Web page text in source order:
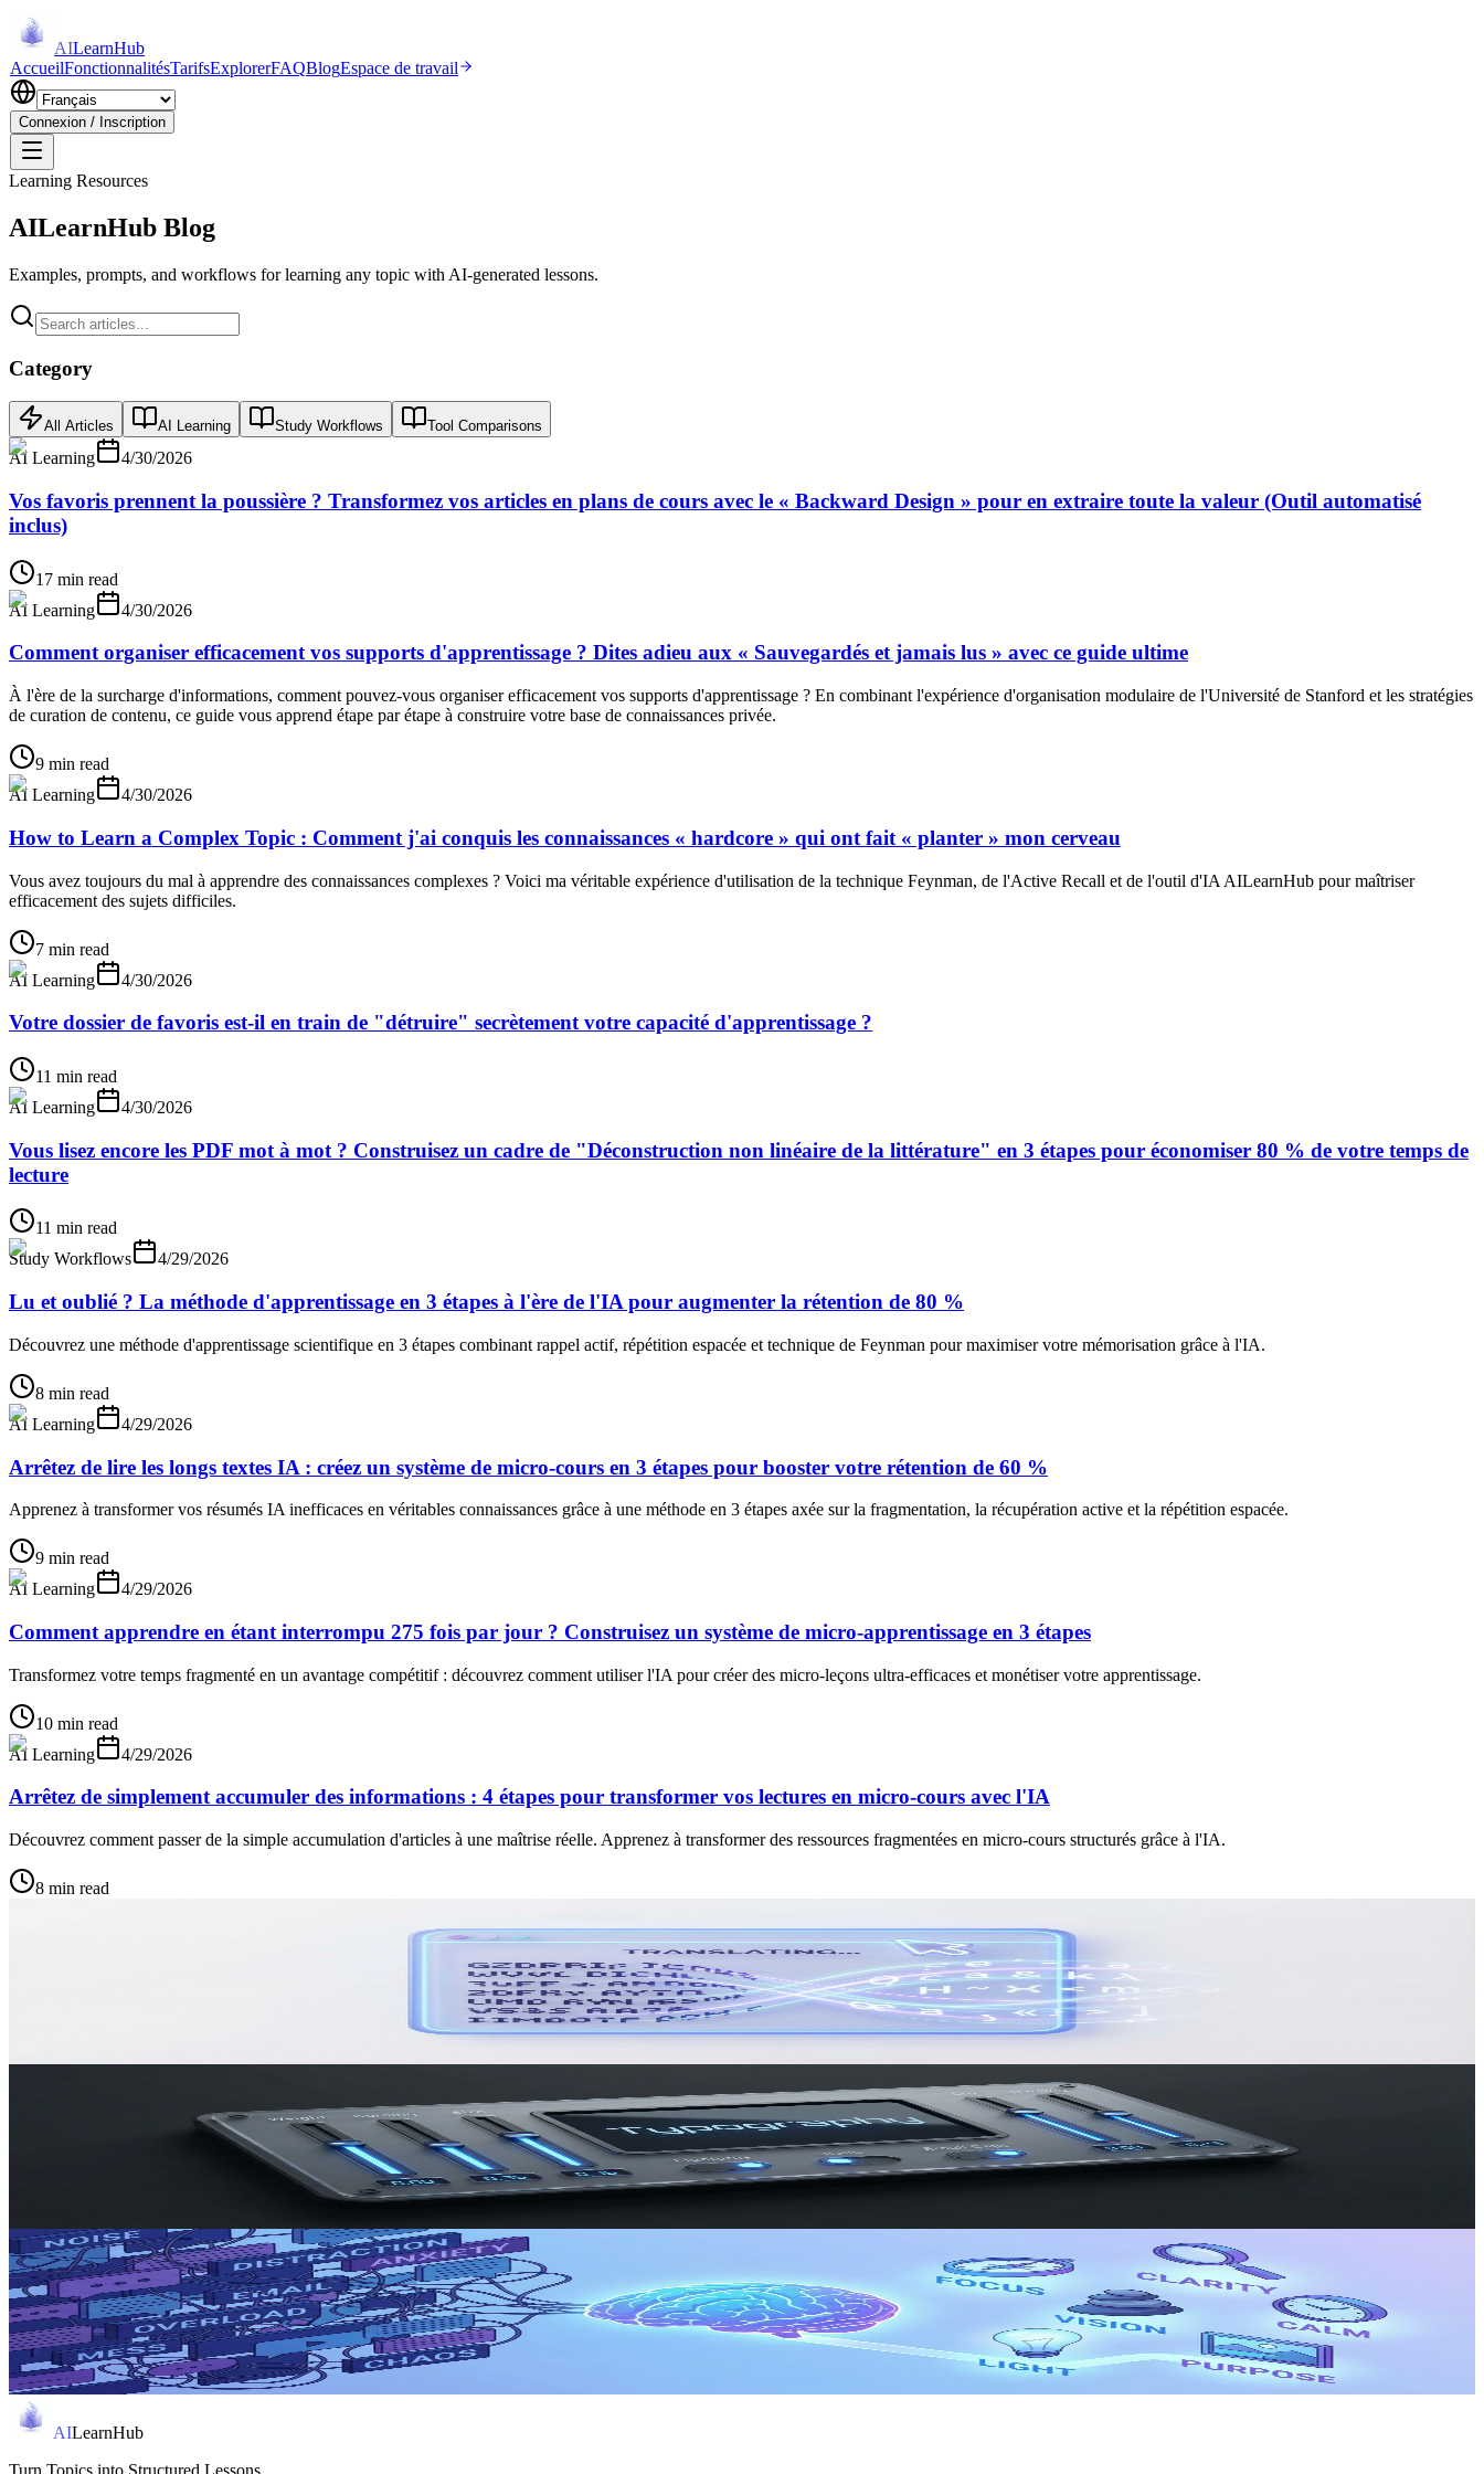
AILearnHub
AccueilFonctionnalitésTarifsExplorerFAQBlogEspace de travail
Connexion / Inscription
Learning Resources
AILearnHub Blog
Examples, prompts, and workflows for learning any topic with AI-generated lessons.
Category
All Articles AI Learning Study Workflows Tool Comparisons
AI Learning 4/30/2026
Vos favoris prennent la poussière ? Transformez vos articles en plans de cours avec le « Backward Design » pour en extraire toute la valeur (Outil automatisé
inclus)
17 min read
AI Learning
4/30/2026
Comment organiser efficacement vos supports d'apprentissage ? Dites adieu aux « Sauvegardés et jamais lus » avec ce guide ultime
À l'ère de la surcharge d'informations, comment pouvez-vous organiser efficacement vos supports d'apprentissage ? En combinant l'expérience d'organisation modulaire de l'Université de Stanford et les stratégies
de curation de contenu, ce guide vous apprend étape par étape à construire votre base de connaissances privée.
9 min read
AI Learning
4/30/2026
How to Learn a Complex Topic : Comment j'ai conquis les connaissances « hardcore » qui ont fait « planter » mon cerveau
Vous avez toujours du mal à apprendre des connaissances complexes ? Voici ma véritable expérience d'utilisation de la technique Feynman, de l'Active Recall et de l'outil d'IA AILearnHub pour maîtriser
efficacement des sujets difficiles.
7 min read
AI Learning
4/30/2026
Votre dossier de favoris est-il en train de "détruire" secrètement votre capacité d'apprentissage ?
11 min read
AI Learning
4/30/2026
Vous lisez encore les PDF mot à mot ? Construisez un cadre de "Déconstruction non linéaire de la littérature" en 3 étapes pour économiser 80 % de votre temps de
lecture
11 min read
Study Workflows
4/29/2026
Lu et oublié ? La méthode d'apprentissage en 3 étapes à l'ère de l'IA pour augmenter la rétention de 80 %
Découvrez une méthode d'apprentissage scientifique en 3 étapes combinant rappel actif, répétition espacée et technique de Feynman pour maximiser votre mémorisation grâce à l'IA.
8 min read
AI Learning
4/29/2026
Arrêtez de lire les longs textes IA : créez un système de micro-cours en 3 étapes pour booster votre rétention de 60 %
Apprenez à transformer vos résumés IA inefficaces en véritables connaissances grâce à une méthode en 3 étapes axée sur la fragmentation, la récupération active et la répétition espacée.
9 min read
AI Learning
4/29/2026
Comment apprendre en étant interrompu 275 fois par jour ? Construisez un système de micro-apprentissage en 3 étapes
Transformez votre temps fragmenté en un avantage compétitif : découvrez comment utiliser l'IA pour créer des micro-leçons ultra-efficaces et monétiser votre apprentissage.
10 min read
AI Learning
4/29/2026
Arrêtez de simplement accumuler des informations : 4 étapes pour transformer vos lectures en micro-cours avec l'IA
Découvrez comment passer de la simple accumulation d'articles à une maîtrise réelle. Apprenez à transformer des ressources fragmentées en micro-cours structurés grâce à l'IA.
8 min read
A simple example of how AILearnHub can turn a rough learning goal into a structured lesson draft you can actually study.
Build a Study Routine With Generated Lessons
An example workflow for using AILearnHub to create repeatable study sessions instead of collecting random resources.
Tool Comparisons
3/15/2026
AI Course Generator vs. Random Searching
Why a lesson-generation workflow can be more useful than piecing together scattered tabs, summaries, and notes by hand.
6 min read
AILearnHub
Turn Topics into Structured Lessons